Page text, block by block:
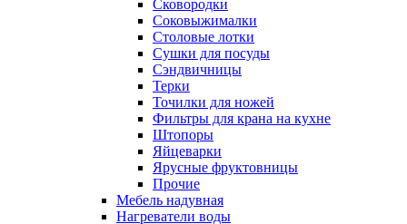
Сковородки
Соковыжималки
Столовые лотки
Сушки для посуды
Сэндвичницы
Терки
Точилки для ножей
Фильтры для крана на кухне
Штопоры
Яйцеварки
Ярусные фруктовницы
Прочие
Мебель надувная
Нагреватели воды